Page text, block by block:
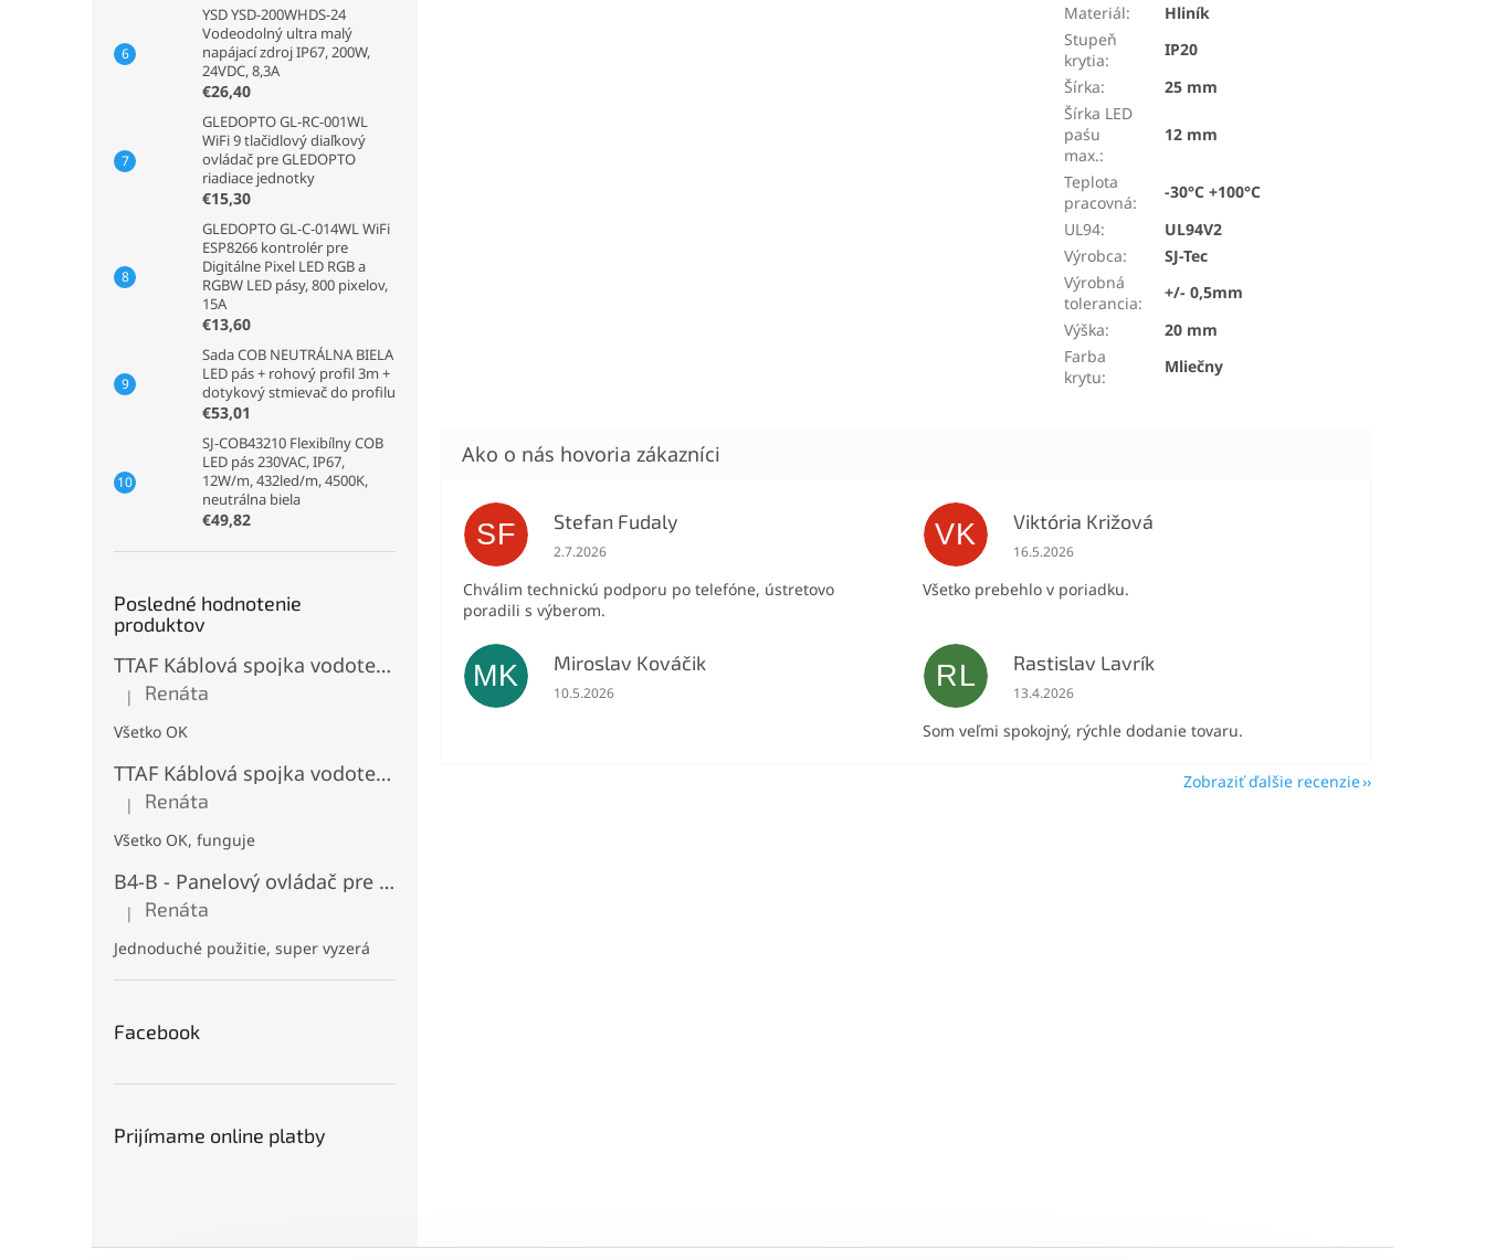
YSD YSD-200WHDS-24
Vodeodolný ultra malý
napájací zdroj IP67, 200W,
24VDC, 8,3A
€26,40
GLEDOPTO GL-RC-001WL
WiFi 9 tlačidlový diaľkový
ovládač pre GLEDOPTO
riadiace jednotky
€15,30
GLEDOPTO GL-C-014WL WiFi
ESP8266 kontrolér pre
Digitálne Pixel LED RGB a
RGBW LED pásy, 800 pixelov,
15A
€13,60
Sada COB NEUTRÁLNA BIELA
LED pás + rohový profil 3m +
dotykový stmievač do profilu
€53,01
SJ-COB43210 Flexibílny COB
LED pás 230VAC, IP67,
12W/m, 432led/m, 4500K,
neutrálna biela
€49,82
Posledné hodnotenie
produktov
TTAF Káblová spojka vodotesná IP68, Typu "T" , 3 pinová, 20A, 2,5mm², M20
Hodnotenie produktu je 5 z 5 hviezdičiek.
| Renáta
Všetko OK
TTAF Káblová spojka vodotesná IP68, "I" Priama, 3 pinová, 20A, 2,5mm², M20
Hodnotenie produktu je 5 z 5 hviezdičiek.
| Renáta
Všetko OK, funguje
B4-B - Panelový ovládač pre RGB+CCT LED, Čierny, Batériový 2xAAA (3V), Magnetický, RF 2,4GHz, 4 zóny
Hodnotenie produktu je 5 z 5 hviezdičiek.
| Renáta
Jednoduché použitie, super vyzerá
Facebook
Prijímame online platby
Materiál:
Hliník
Stupeň
krytia:
IP20
Šírka:
25 mm
Šírka LED
paśu
max.:
12 mm
Teplota
pracovná:
-30°C +100°C
UL94:
UL94V2
Výrobca:
SJ-Tec
Výrobná
tolerancia:
+/- 0,5mm
Výška:
20 mm
Farba
krytu:
Mliečny
SF Stefan Fudaly
Hodnotenie obchodu je 5 z 5 hviezdičiek.
2.7.2026
Chválim technickú podporu po telefóne, ústretovo
poradili s výberom.
VK Viktória Križová
Hodnotenie obchodu je 5 z 5 hviezdičiek.
16.5.2026
Všetko prebehlo v poriadku.
MK Miroslav Kováčik
Hodnotenie obchodu je 5 z 5 hviezdičiek.
10.5.2026
RL Rastislav Lavrík
Hodnotenie obchodu je 5 z 5 hviezdičiek.
13.4.2026
Som veľmi spokojný, rýchle dodanie tovaru.
Zobraziť ďalšie recenzie